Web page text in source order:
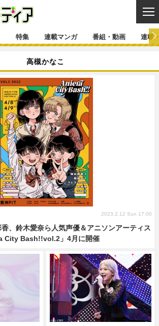
覧 アニメ
リ
イベント
コスプレ
ー覧
覧
一覧
知らせ
特集 連載マンガ 番組・動画 連載
高槻かなこ
、鈴木愛奈ら人気声優＆アニソンアーティス
City Bash!!vol.2」4月に開催
2023.2.12 Sun 17:00